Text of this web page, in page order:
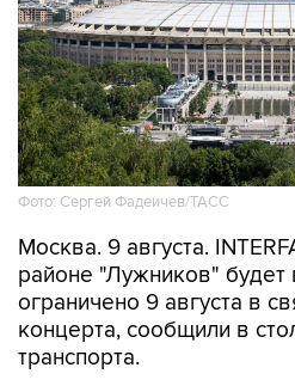
Фото: Сергей Фадеичев/ТАСС
Москва. 9 августа.
районе "Лужников" будет
ограничено 9 августа в
концерта, сообщили в
транспорта.